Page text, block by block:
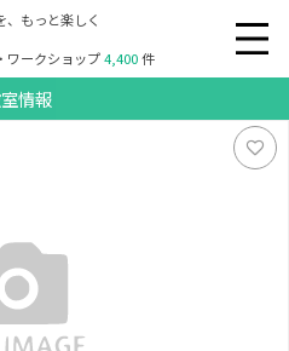
、もっと楽しく
ワークショップ4,400件
情報